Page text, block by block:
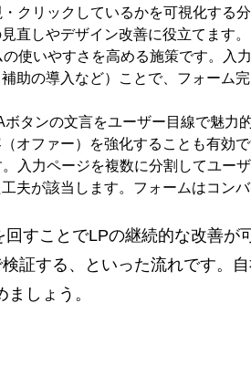
クリックしているかを可視化する
直しやデザイン改善に役立てます。
使いやすさを高める施策です。入
助の導入など）ことで、フォーム
タンの文言をユーザー目線で魅力
オファー）を強化することも有効で
力ページを複数に分割してユーザ
夫が該当します。フォームはコン
回すことでLPの継続的な改善が
証する、といった流れです。
しょう。